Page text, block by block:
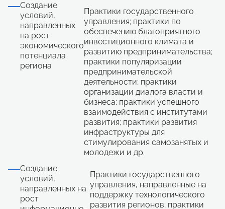
Создание
условий,
направленных
на рост
экономического
потенциала
региона
Практики государственного
управления; практики по
обеспечению благоприятного
инвестиционного климата и
развитию предпринимательства;
практики популяризации
предпринимательской
деятельности; практики
организации диалога власти и
бизнеса; практики успешного
взаимодействия с институтами
развития; практики развития
инфраструктуры для
стимулирования самозанятых и
молодежи и др.
Создание
условий,
направленных на
рост
Практики государственного
управления, направленные на
поддержку технологического
развития регионов; практики